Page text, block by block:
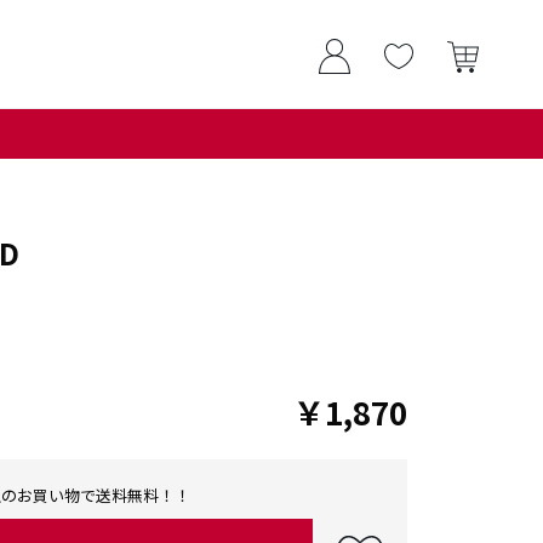
￥1,870
お買い物で送料無料！！